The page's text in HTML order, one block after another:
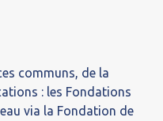
communs, de la
: les Fondations
via la Fondation de